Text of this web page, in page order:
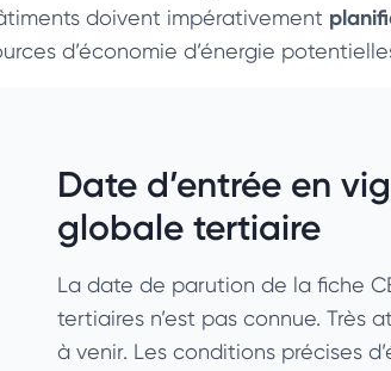
doivent impérativement
d’économie d’énergie
Date d’entrée en
globale tertiaire
La date de parution de la fiche
tertiaires n’est pas connue. Très
à venir. Les conditions précises